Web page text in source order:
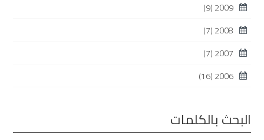
2009
(9)
2008
(7)
2007
(7)
2006
(16)
البحث بالكلمات